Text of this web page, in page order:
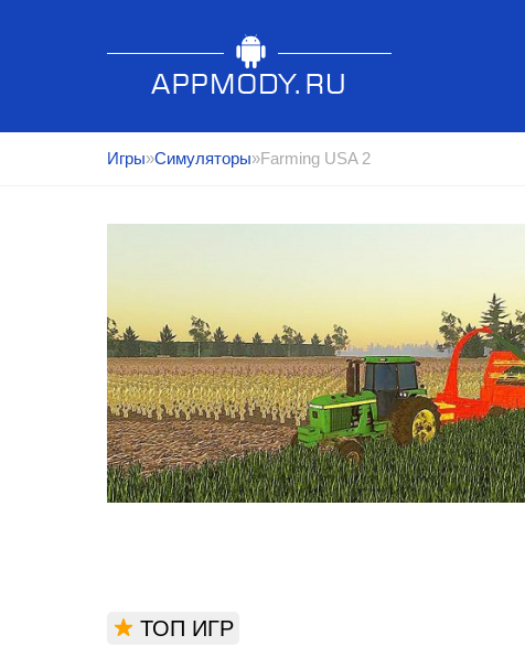
Игры»Симуляторы»Farming USA 2
ТОП ИГР